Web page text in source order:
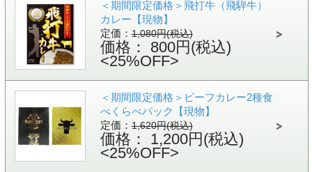
＜期間限定価格＞飛打牛（飛騨牛）
カレー【現物】
定価：1,080円(税込)
価格： 800円(税込)
<25%OFF>
＜期間限定価格＞ビーフカレー2種食
べくらべパック【現物】
定価：1,620円(税込)
価格： 1,200円(税込)
<25%OFF>